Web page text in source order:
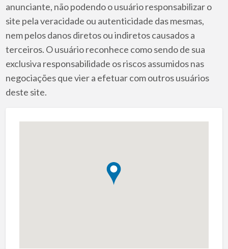
anunciante, não podendo o usuário responsabilizar o
site pela veracidade ou autenticidade das mesmas,
nem pelos danos diretos ou indiretos causados a
terceiros. O usuário reconhece como sendo de sua
exclusiva responsabilidade os riscos assumidos nas
negociações que vier a efetuar com outros usuários
deste site.